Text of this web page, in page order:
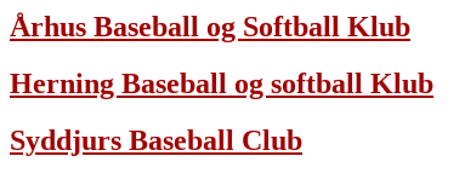
Århus Baseball og Softball Klub
Herning Baseball og softball Klub
Syddjurs Baseball Club